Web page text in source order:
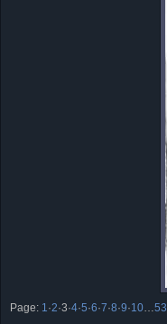
Page: 1 ·2·3·4·5·6·7·8·9·10 53